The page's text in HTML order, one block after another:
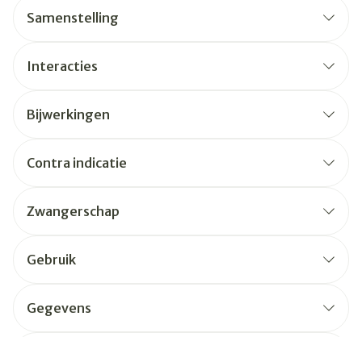
Samenstelling
Interacties
Bijwerkingen
Contra indicatie
Zwangerschap
Gebruik
Gegevens